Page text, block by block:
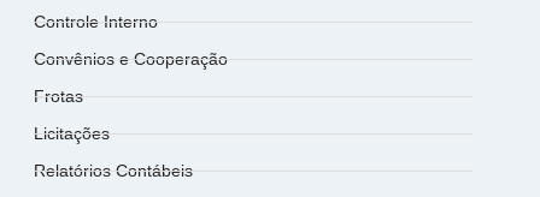
Controle Interno
Convênios e Cooperação
Frotas
Licitações
Relatórios Contábeis